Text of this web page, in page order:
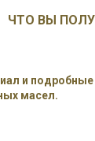
ЧТО ВЫ
и подробные
масел.